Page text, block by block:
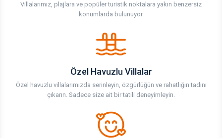
Villalarımız, plajlara ve popüler turistik noktalara yakın benzersiz
konumlarda bulunuyor.
Özel Havuzlu Villalar
Özel havuzlu villalarımızda serinleyin, özgürlüğün ve rahatlığın tadını
çıkarın. Sadece size ait bir tatili deneyimleyin.